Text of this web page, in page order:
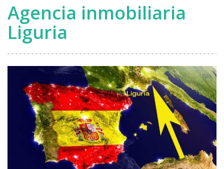
Agencia inmobiliaria
Liguria